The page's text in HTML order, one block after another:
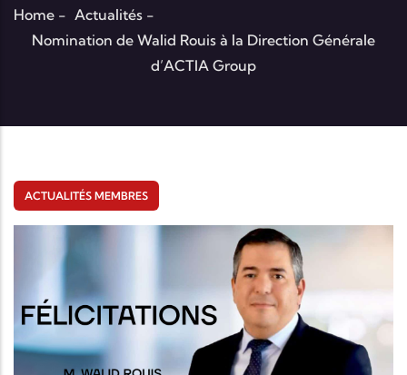
Home - Actualités -
Nomination de Walid Rouis à la Direction Générale
d’ACTIA Group
ACTUALITÉS MEMBRES